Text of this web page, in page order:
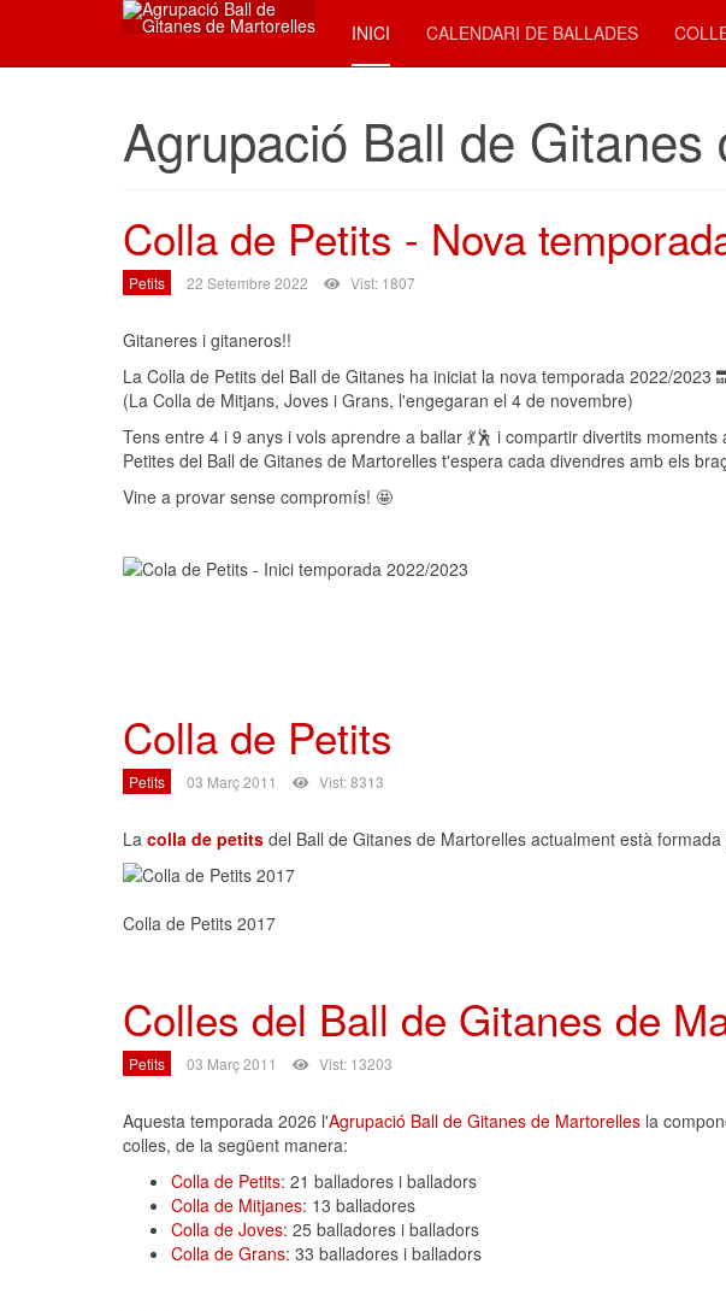
INICI CALENDARI DE BALLADES
Agrupació Ball de Gitanes
Colla de Petits - Nova
Petits 22 Setembre 2022 Vist: 1807
Gitaneres i gitaneros!!
La Colla de Petits del Ball de Gitanes ha iniciat la nova temporada 2022/2023
(La Colla de Mitjans, Joves i Grans, l'engegaran el 4 de novembre)
Tens entre 4 i 9 anys i vols aprendre a ballar 💃🕺 i compartir divertits
Petites del Ball de Gitanes de Martorelles t'espera cada divendres amb els
Vine a provar sense compromís! 🤩
Colla de Petits
Petits 03 Març 2011 Vist: 8313
La colla de petits del Ball de Gitanes de Martorelles actualment està
Colla de Petits 2017
Colles del Ball de Gitanes de
Petits 03 Març 2011 Vist: 13203
Aquesta temporada 2026 l'Agrupació Ball de Gitanes de Martorelles la
colles, de la següent manera:
Colla de Petits: 21 balladores i balladors
Colla de Mitjanes: 13 balladores
Colla de Joves: 25 balladores i balladors
Colla de Grans: 33 balladores i balladors